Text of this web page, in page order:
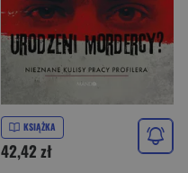
KSIĄŻKA
42,42 zł